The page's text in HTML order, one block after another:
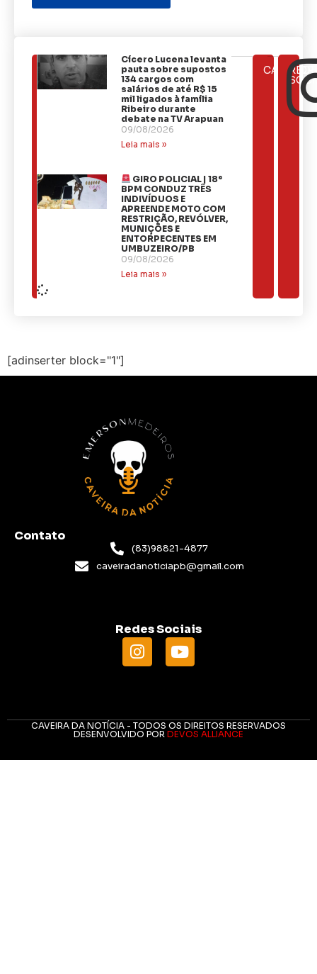
ÚLTIMAS
NOTÍCIAS
Cícero Lucena levanta
pauta sobre supostos
134 cargos com
salários de até R$ 15
mil ligados à família
Ribeiro durante
debate na TV Arapuan
09/08/2026
Leia mais »
GIRO POLICIAL | 18º
BPM CONDUZ TRÊS
INDIVÍDUOS E
APREENDE MOTO COM
RESTRIÇÃO, REVÓLVER,
MUNIÇÕES E
ENTORPECENTES EM
UMBUZEIRO/PB
09/08/2026
Leia mais »
[adinserter block="1"]
Contato
(83)98821-4877
caveiradanoticiapb@gmail.com
Redes Sociais
CAVEIRA DA NOTÍCIA - TODOS OS DIREITOS RESERVADOS
DESENVOLVIDO POR DEVOS ALLIANCE